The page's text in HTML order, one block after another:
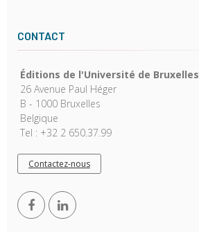
CONTACT
Éditions de l'Université de Bruxelles
26 Avenue Paul Héger
B - 1000 Bruxelles
Belgique
Tel : +32 2 650.37.99
Contactez-nous